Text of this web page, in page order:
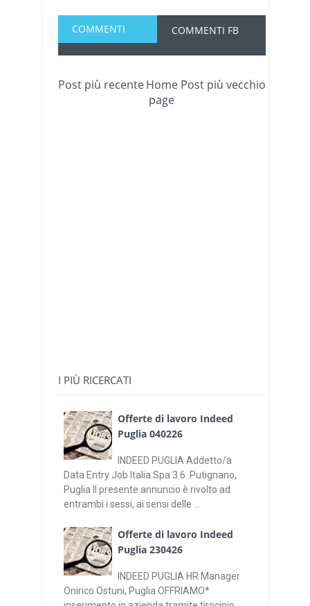
COMMENTI COMMENTI FB
Post più recente Post più vecchio
Home
page
I PIÙ RICERCATI
Offerte di lavoro Indeed
Puglia 040226
INDEED PUGLIA Addetto/a
Data Entry Job Italia Spa 3.6 Putignano,
Puglia Il presente annuncio è rivolto ad
entrambi i sessi, ai sensi delle ...
Offerte di lavoro Indeed
Puglia 230426
INDEED PUGLIA HR Manager
Onirico Ostuni, Puglia OFFRIAMO*